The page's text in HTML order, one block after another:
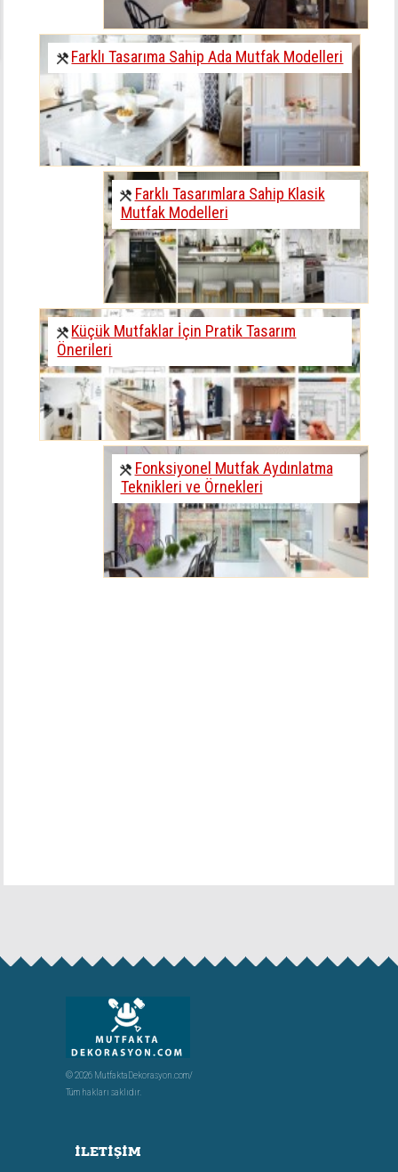
Farklı Tasarıma Sahip Ada Mutfak Modelleri
Farklı Tasarımlara Sahip Klasik
Mutfak Modelleri
Küçük Mutfaklar İçin Pratik Tasarım
Önerileri
Fonksiyonel Mutfak Aydınlatma
Teknikleri ve Örnekleri
© 2026 MutfaktaDekorasyon.com/
Tüm hakları saklıdır.
İLETIŞIM